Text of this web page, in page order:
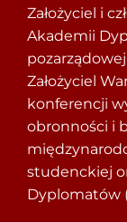
Założyciel i
Akademii
Założyciel
konferencji
obronności i
studenckiej
Dyplomatów